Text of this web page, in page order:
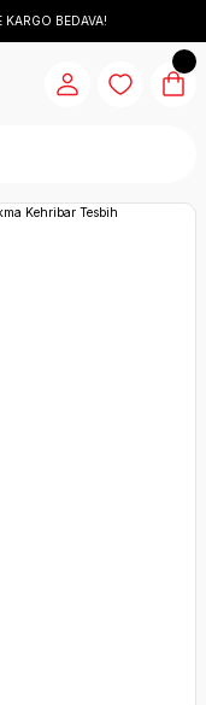
BEDAVA!